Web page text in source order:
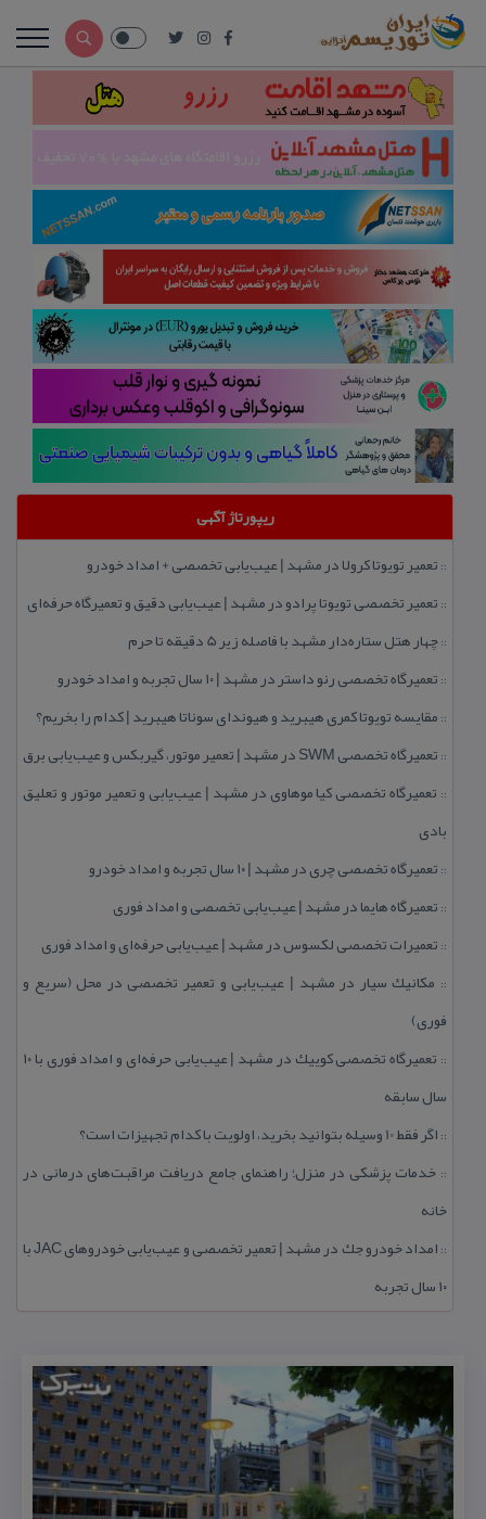
ریپورتاژ آگهی
:: تعمیر تویوتا كرولا در مشهد | عیب‌یابی تخصصی + امداد خودرو
:: تعمیر تخصصی تویوتا پرادو در مشهد | عیب‌یابی دقیق و تعمیرگاه حرفه‌ای
::چهار هتل‌ ستاره‌دار مشهد با فاصله زیر 5 دقیقه تا حرم
:: تعمیرگاه تخصصی رنو داستر در مشهد | ۱۰ سال تجربه و امداد خودرو
:: مقایسه تویوتا كمری هیبرید و هیوندای سوناتا هیبرید | كدام را بخریم؟
:: تعمیرگاه تخصصی SWM در مشهد | تعمیر موتور، گیربكس و عیب‌یابی برق
:: تعمیرگاه تخصصی كیا موهاوی در مشهد | عیب‌یابی و تعمیر موتور و تعلیق
بادی
:: تعمیرگاه تخصصی چری در مشهد | ۱۰ سال تجربه و امداد خودرو
:: تعمیرگاه هایما در مشهد | عیب‌یابی تخصصی و امداد فوری
:: تعمیرات تخصصی لكسوس در مشهد | عیب‌یابی حرفه‌ای و امداد فوری
:: مكانیك سیار در مشهد | عیب‌یابی و تعمیر تخصصی در محل (سریع و
فوری)
::
تعمیرگاه تخصصی كوییك در مشهد | عیب‌یابی حرفه‌ای و امداد فوری با ۱۰
سال سابقه
:: اگر فقط 10 وسیله بتوانید بخرید، اولویت با كدام تجهیزات است؟
:: خدمات پزشكی در منزل؛ راهنمای جامع دریافت مراقبت‌های درمانی در
خانه
::
امداد خودرو جك در مشهد | تعمیر تخصصی و عیب‌یابی خودروهای JAC با
۱۰ سال تجربه